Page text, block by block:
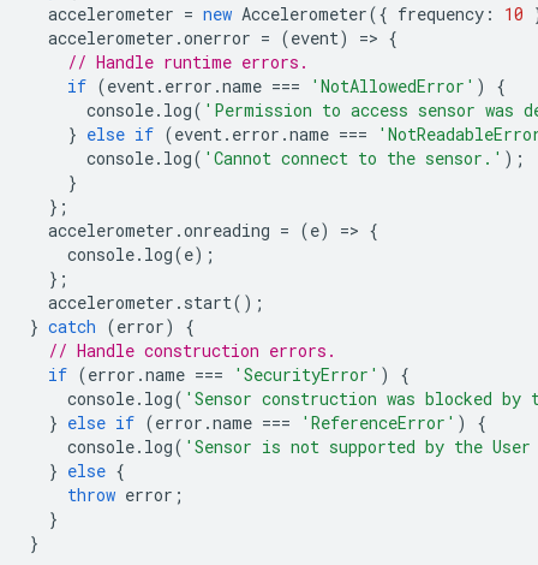
accelerometer = new Accelerometer({ frequency : 10
accelerometer .onerror = (event) => {
// Handle runtime errors.
if (event. error .name === 'NotAllowedError' )
{
console. log( 'Permission to access sensor was
} else if (event. error .name ===
console. log( 'Cannot connect to the sensor.' );
}
};
accelerometer .onreading = (e) => {
console. log(e);
};
accelerometer . start();
} catch (error)
{
// Handle construction errors.
if (error .name === 'SecurityError' )
{
console. log( 'Sensor construction was blocked
} else if (error .name === 'ReferenceError' )
{
console. log( 'Sensor is not supported by the
} else {
throw error ;
}
}